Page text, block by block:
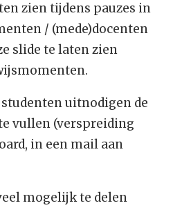
zien tijdens pauzes in
/ (mede)docenten
slide te laten zien
studenten uitnodigen de
vullen (verspreiding
in een mail aan
mogelijk te delen